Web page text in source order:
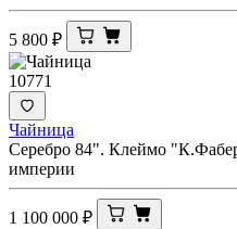
5 800 ₽
10771
Чайница
Серебро 84". Клеймо
империи
1 100 000 ₽